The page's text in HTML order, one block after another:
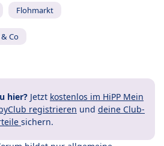
Flohmarkt
Co
hier? Jetzt kostenlos im HiPP Mein
registrieren und deine Club-
sichern.